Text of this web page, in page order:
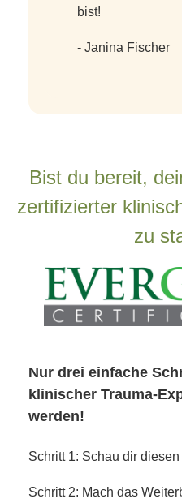
bist!
- Janina Fischer
Bist du bereit,
zertifizierter
zu
Nur drei einfache
klinischer Trauma-
werden!
Schritt 1: Schau dir
Schritt 2: Mach das